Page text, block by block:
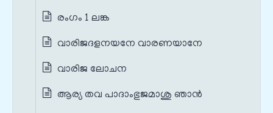
രംഗം 1 ലങ്ക
വാരിജദളനയനേ വാരണയാനേ
വാരിജ ലോചന
ആര്യ തവ പാദാംഭുജമാശു ഞാൻ